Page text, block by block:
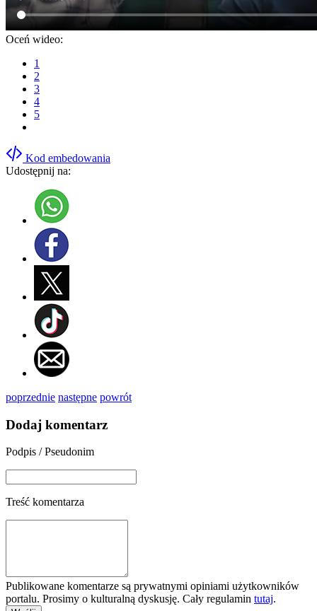
Oceń wideo:
1
2
3
4
5
Kod embedowania
Udostępnij na:
poprzednie następne powrót
Dodaj komentarz
Podpis / Pseudonim
Treść komentarza
Publikowane komentarze są prywatnymi opiniami użytkowników
portalu. Prosimy o kulturalną dyskusję. Cały regulamin tutaj.